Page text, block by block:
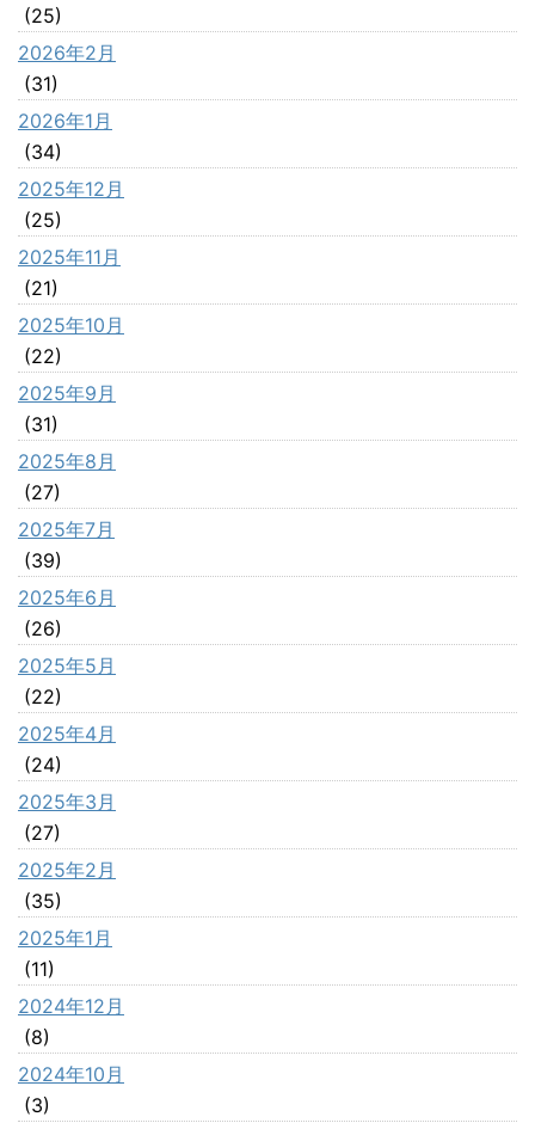
(25)
2026年2月
(31)
2026年1月
(34)
2025年12月
(25)
2025年11月
(21)
2025年10月
(22)
2025年9月
(31)
2025年8月
(27)
2025年7月
(39)
2025年6月
(26)
2025年5月
(22)
2025年4月
(24)
2025年3月
(27)
2025年2月
(35)
2025年1月
(11)
2024年12月
(8)
2024年10月
(3)